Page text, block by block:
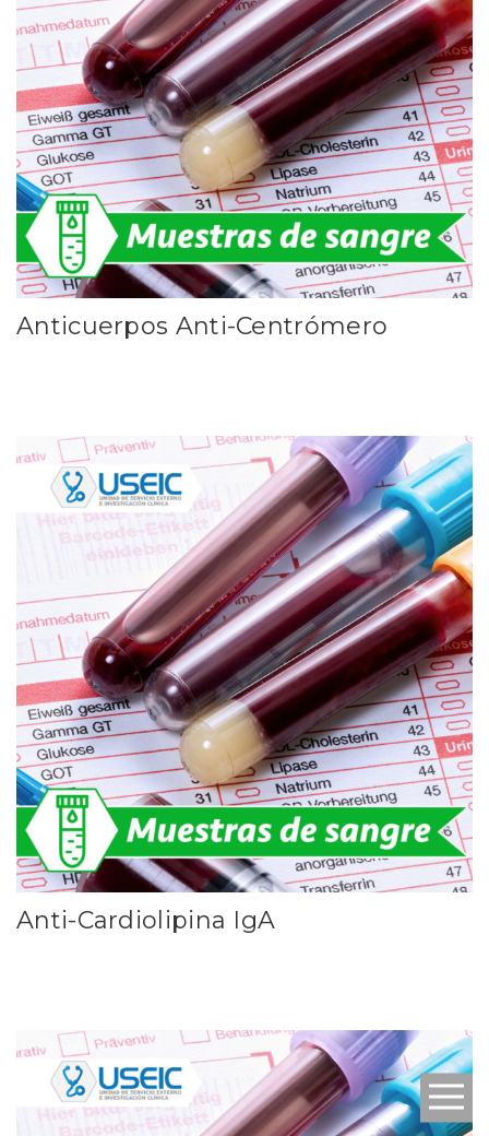
Anticuerpos Anti-Centrómero
Anti-Cardiolipina IgA